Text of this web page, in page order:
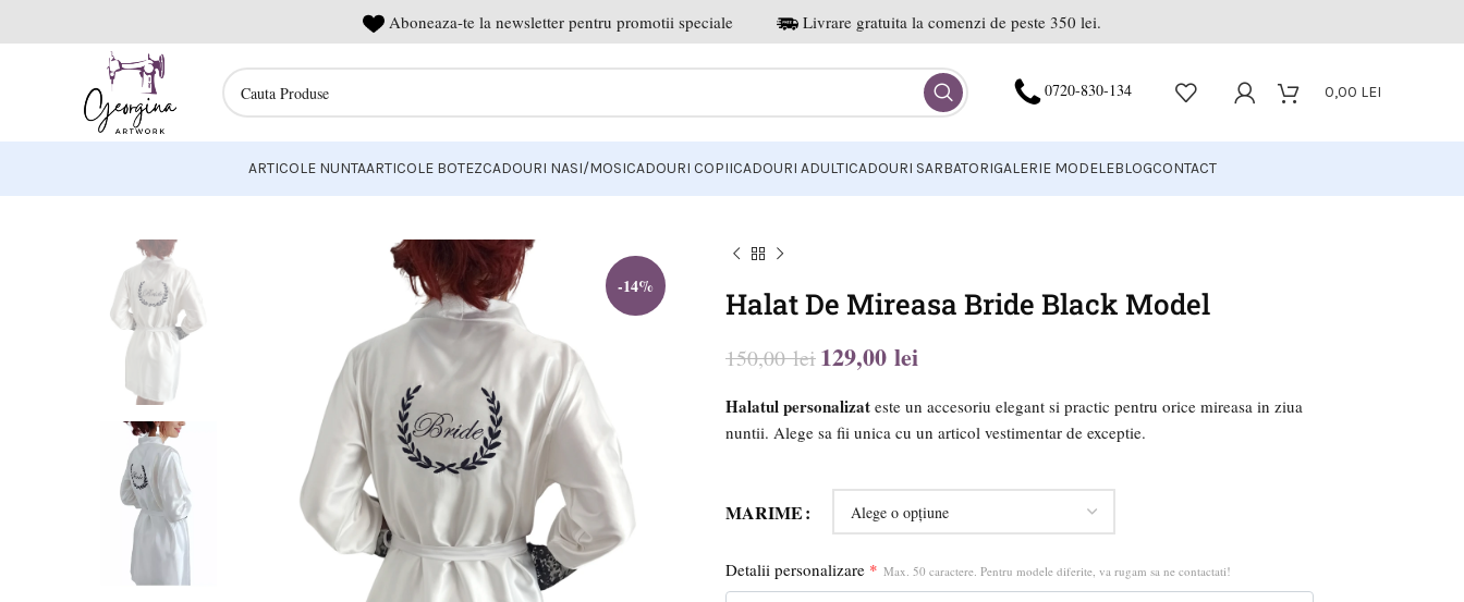
Aboneaza-te la newsletter pentru promotii speciale Livrare gratuita la comenzi de peste 350 lei.
0720-830-134 0,00 LEI
ARTICOLE NUNTAARTICOLE BOTEZCADOURI NASI/MOSICADOURI COPIICADOURI ADULTICADOURI SARBATORIGALERIE MODELEBLOGCONTACT
-14% Halat De Mireasa Bride Black Model
150,00lei129,00 lei
Halatul personalizat este un accesoriu elegant si practic pentru orice mireasa in ziua
nuntii. Alege sa fii unica cu un articol vestimentar de exceptie.
MARIME
Detalii personalizare * Max. 50 caractere. Pentru modele diferite, va rugam sa ne contactati!